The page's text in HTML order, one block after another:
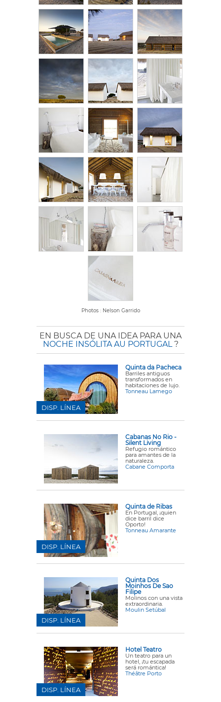
Photos : Nelson Garrido
EN BUSCA DE UNA IDEA PARA UNA
NOCHE INSÓLITA AU PORTUGAL?
Quinta da Pacheca
Barriles antiguos
transformados en
habitaciones de lujo.
Tonneau Lamego
DISP. LÍNEA
Cabanas No Rio -
Silent Living
Refugio romántico
para amantes de la
naturaleza.
Cabane Comporta
Quinta de Ribas
En Portugal, ¡quien
dice barril dice
Oporto!
Tonneau Amarante
DISP. LÍNEA
Quinta Dos
Moinhos De Sao
Filipe
Molinos con una vista
extraordinaria.
Moulin Setúbal
DISP. LÍNEA
Hotel Teatro
Un teatro para un
hotel, ¡tu escapada
será romántica!
Théâtre Porto
DISP. LÍNEA